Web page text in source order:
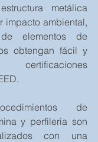
metálica
impacto ambiental,
elementos de
obtengan fácil y
certificaciones
de
y perfileria son
con una